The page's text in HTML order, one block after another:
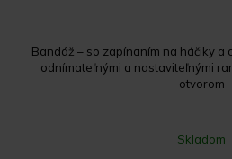
Bandáž – so zapínaním na háčiky a
odnímateľnými a nastaviteľnými
otvorom
Skladom